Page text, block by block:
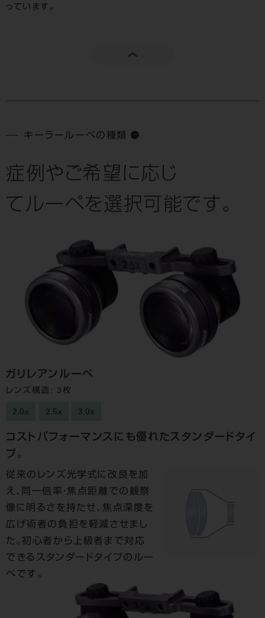
っています。
キーラールーペの種類
症例やご希望に応じ
てルーペを選択可能です。
ガリレアンルーペ
レンズ構造: 3枚
2.0x 2.5x 3.0x
コストパフォーマンスにも優れたスタンダードタイ
プ。
従来のレンズ光学式に改良を加
え、同一倍率・焦点距離での観察
像に明るさを持たせ、焦点深度を
広げ術者の負担を軽減させまし
た。初心者から上級者まで対応
できるスタンダードタイプのルー
ペです。